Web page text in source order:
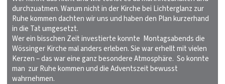
durchzuatmen. Warum nicht in der Kirche bei Lichterglanz zur
Ruhe kommen dachten wir uns und haben den Plan kurzerhand
in die Tat umgesetzt.
Wer ein bisschen Zeit investierte konnte Montagsabends die
Wössinger Kirche mal anders erleben. Sie war erhellt mit vielen
Kerzen – das war eine ganz besondere Atmosphäre. So konnte
man zur Ruhe kommen und die Adventszeit bewusst
wahrnehmen.